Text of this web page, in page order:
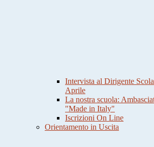
Intervista al Dirigente
Aprile
La nostra scuola:
"Made in Italy"
Iscrizioni On Line
Orientamento in Uscita